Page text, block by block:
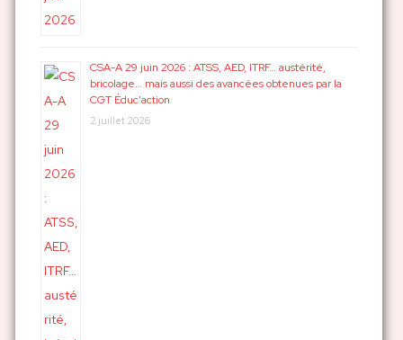
CSA-A 29 juin 2026 : ATSS, AED, ITRF… austérité,
bricolage… mais aussi des avancées obtenues par la
CGT Éduc’action
2 juillet 2026